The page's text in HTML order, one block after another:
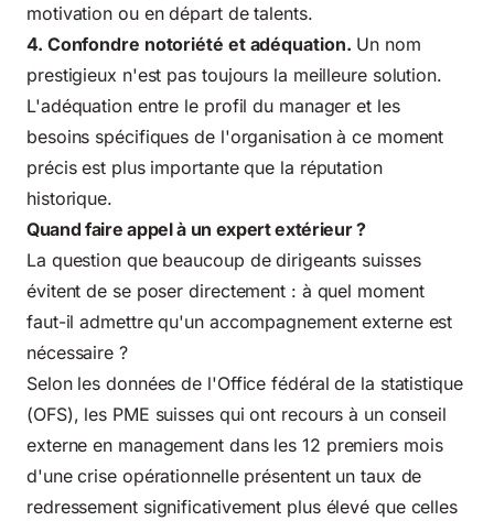
motivation ou en départ de talents.
4. Confondre notoriété et adéquation. Un nom
prestigieux n'est pas toujours la meilleure solution.
L'adéquation entre le profil du manager et les
besoins spécifiques de l'organisation à ce moment
précis est plus importante que la réputation
historique.
Quand faire appel à un expert extérieur ?
La question que beaucoup de dirigeants suisses
évitent de se poser directement : à quel moment
faut-il admettre qu'un accompagnement externe est
nécessaire ?
Selon les données de l'Office fédéral de la statistique
(OFS), les PME suisses qui ont recours à un conseil
externe en management dans les 12 premiers mois
d'une crise opérationnelle présentent un taux de
redressement significativement plus élevé que celles